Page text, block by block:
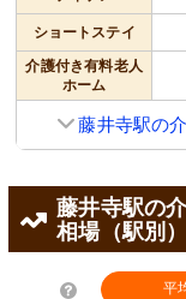
ショートステイ
介護付き有料老人
ホーム
藤井寺駅の
藤井寺駅の
相場（駅別）
平